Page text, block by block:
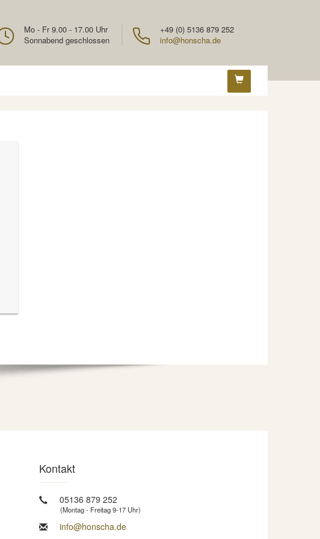
+49 (0) 5136 879 252
info@honscha.de
Mo - Fr 9.00 - 17.00 Uhr
Sonnabend geschlossen
Kontakt
05136 879 252
(Montag - Freitag 9-17 Uhr)
info@honscha.de